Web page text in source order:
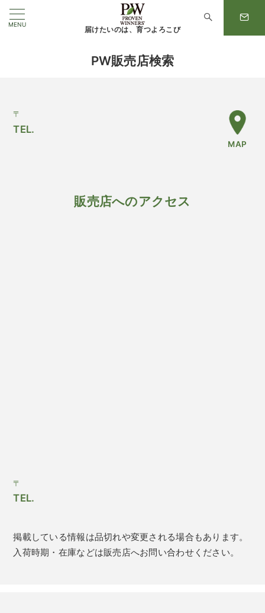
MENU
届けたいのは、育つよろこび
PW販売店検索
〒
TEL.
MAP
販売店へのアクセス
〒
TEL.
掲載している情報は品切れや変更される場合もあります。
入荷時期・在庫などは販売店へお問い合わせください。